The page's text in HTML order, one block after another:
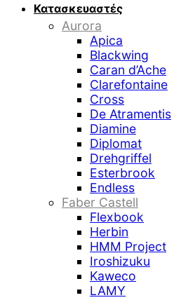
Κατασκευαστές
Aurora
Apica
Blackwing
Caran d’Ache
Clarefontaine
Cross
De Atramentis
Diamine
Diplomat
Drehgriffel
Esterbrook
Endless
Faber Castell
Flexbook
Herbin
HMM Project
Iroshizuku
Kaweco
LAMY